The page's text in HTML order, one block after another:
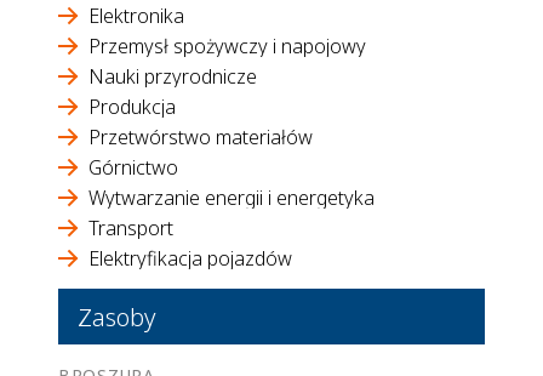
Elektronika
Przemysł spożywczy i napojowy
Nauki przyrodnicze
Produkcja
Przetwórstwo materiałów
Górnictwo
Wytwarzanie energii i energetyka
Transport
Elektryfikacja pojazdów
Zasoby